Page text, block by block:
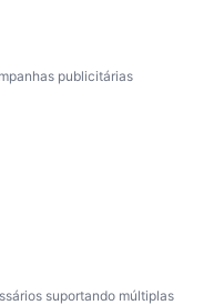
publicitárias
suportando múltiplas